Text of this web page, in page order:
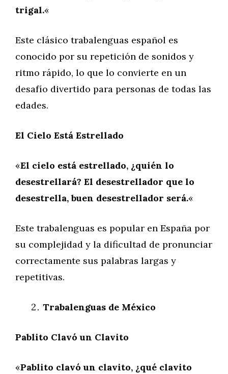
trigal.«
Este clásico trabalenguas español es
conocido por su repetición de sonidos y
ritmo rápido, lo que lo convierte en un
desafío divertido para personas de todas las
edades.
El Cielo Está Estrellado
«El cielo está estrellado, ¿quién lo
desestrellará? El desestrellador que lo
desestrella, buen desestrellador será.«
Este trabalenguas es popular en España por
su complejidad y la dificultad de pronunciar
correctamente sus palabras largas y
repetitivas.
Trabalenguas de México
Pablito Clavó un Clavito
«Pablito clavó un clavito, ¿qué clavito